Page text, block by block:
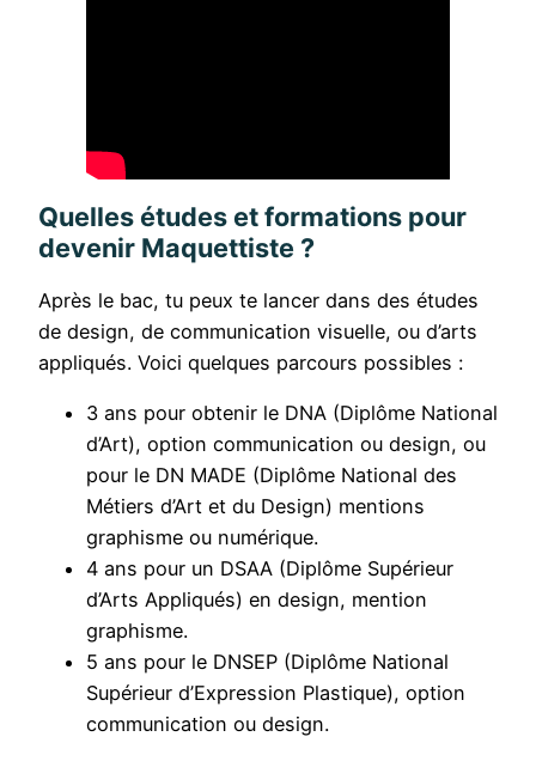
Quelles études et formations pour
devenir Maquettiste ?
Après le bac, tu peux te lancer dans des études
de design, de communication visuelle, ou d’arts
appliqués. Voici quelques parcours possibles :
3 ans pour obtenir le DNA (Diplôme National
d’Art), option communication ou design, ou
pour le DN MADE (Diplôme National des
Métiers d’Art et du Design) mentions
graphisme ou numérique.
4 ans pour un DSAA (Diplôme Supérieur
d’Arts Appliqués) en design, mention
graphisme.
5 ans pour le DNSEP (Diplôme National
Supérieur d’Expression Plastique), option
communication ou design.